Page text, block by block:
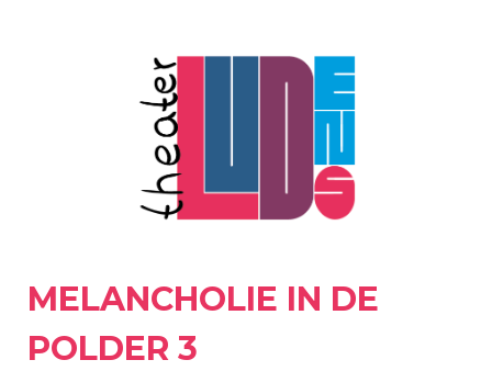
MELANCHOLIE IN DE
POLDER 3